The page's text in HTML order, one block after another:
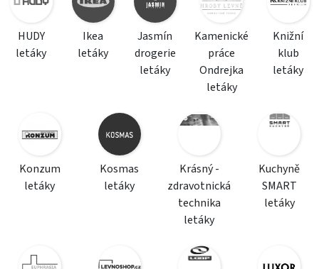
HUDY
letáky
Ikea
letáky
Jasmín
drogerie
letáky
Kamenické
práce
Ondrejka
letáky
Knižní
klub
letáky
Konzum
letáky
Kosmas
letáky
Krásný -
zdravotnická
technika
letáky
Kuchyně
SMART
letáky